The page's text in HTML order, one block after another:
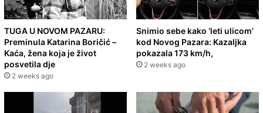
TUGA U NOVOM PAZARU:
Preminula Katarina Boričić –
Kaća, žena koja je život
posvetila dje
2 weeks ago
Snimio sebe kako ‘leti ulicom’
kod Novog Pazara: Kazaljka
pokazala 173 km/h,
2 weeks ago